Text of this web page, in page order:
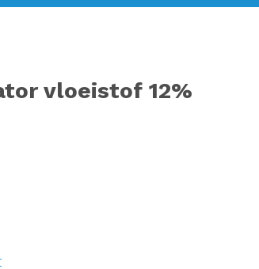
vloeistof 12%